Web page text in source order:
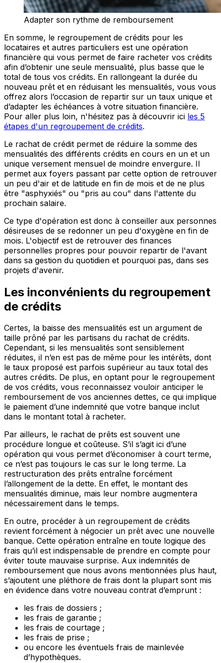
Adapter son rythme de remboursement
En somme, le regroupement de crédits pour les
locataires et autres particuliers est une opération
financière qui vous permet de faire racheter vos crédits
afin d’obtenir une seule mensualité, plus basse que le
total de tous vos crédits. En rallongeant la durée du
nouveau prêt et en réduisant les mensualités, vous vous
offrez alors l’occasion de repartir sur un taux unique et
d’adapter les échéances à votre situation financière.
Pour aller plus loin, n'hésitez pas à découvrir ici les 5
étapes d'un regroupement de crédits.
Le rachat de crédit permet de réduire la somme des
mensualités des différents crédits en cours en un et un
unique versement mensuel de moindre envergure. Il
permet aux foyers passant par cette option de retrouver
un peu d'air et de latitude en fin de mois et de ne plus
être "asphyxiés" ou "pris au cou" dans l'attente du
prochain salaire.
Ce type d'opération est donc à conseiller aux personnes
désireuses de se redonner un peu d'oxygène en fin de
mois. L'objectif est de retrouver des finances
personnelles propres pour pouvoir repartir de l'avant
dans sa gestion du quotidien et pourquoi pas, dans ses
projets d'avenir.
Les inconvénients du regroupement
de crédits
Certes, la baisse des mensualités est un argument de
taille prôné par les partisans du rachat de crédits.
Cependant, si les mensualités sont sensiblement
réduites, il n’en est pas de même pour les intérêts, dont
le taux proposé est parfois supérieur au taux total des
autres crédits. De plus, en optant pour le regroupement
de vos crédits, vous reconnaissez vouloir anticiper le
remboursement de vos anciennes dettes, ce qui implique
le paiement d’une indemnité que votre banque inclut
dans le montant total à racheter.
Par ailleurs, le rachat de prêts est souvent une
procédure longue et coûteuse. S’il s’agit ici d’une
opération qui vous permet d’économiser à court terme,
ce n’est pas toujours le cas sur le long terme. La
restructuration des prêts entraîne forcément
l’allongement de la dette. En effet, le montant des
mensualités diminue, mais leur nombre augmentera
nécessairement dans le temps.
En outre, procéder à un regroupement de crédits
revient forcément à négocier un prêt avec une nouvelle
banque. Cette opération entraîne en toute logique des
frais qu’il est indispensable de prendre en compte pour
éviter toute mauvaise surprise. Aux indemnités de
remboursement que nous avons mentionnées plus haut,
s’ajoutent une pléthore de frais dont la plupart sont mis
en évidence dans votre nouveau contrat d’emprunt :
les frais de dossiers ;
les frais de garantie ;
les frais de courtage ;
les frais de prise ;
ou encore les éventuels frais de mainlevée
d’hypothèques.